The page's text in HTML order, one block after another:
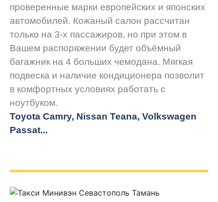
проверенные марки европейских и японских
автомобилей. Кожаный салон рассчитан
только на 3-х пассажиров, но при этом в
Вашем распоряжении будет объёмный
багажник на 4 больших чемодана. Мягкая
подвеска и наличие кондиционера позволит
в комфортных условиях работать с
ноутбуком.
Toyota Camry, Nissan Teana, Volkswagen
Passat...